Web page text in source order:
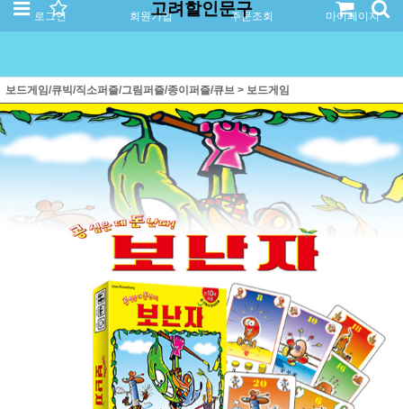
로그인 회원가입 주문조회 마이페이지
고려할인문구
보드게임/큐빅/직소퍼즐/그림퍼즐/종이퍼즐/큐브 > 보드게임